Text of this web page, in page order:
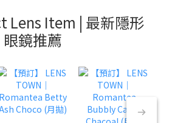
Lens Item | 最新隱形
眼鏡推薦